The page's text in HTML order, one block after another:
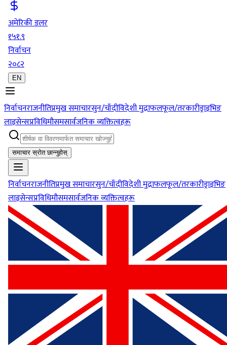
अमेरिकी डलर
१५१.९
निर्वाचन
२०८२
EN
निर्वाचनराजनीतिप्रमुख समाचारसुन/चाँदीविदेशी मुद्राफलफूल/तरकारीड्राइभिङ
लाइसेन्सप्रविधिमौसमसार्वजनिक व्यक्तित्वहरू
समाचार स्रोत छान्नुहोस्
निर्वाचनराजनीतिप्रमुख समाचारसुन/चाँदीविदेशी मुद्राफलफूल/तरकारीड्राइभिङ
लाइसेन्सप्रविधिमौसमसार्वजनिक व्यक्तित्वहरू